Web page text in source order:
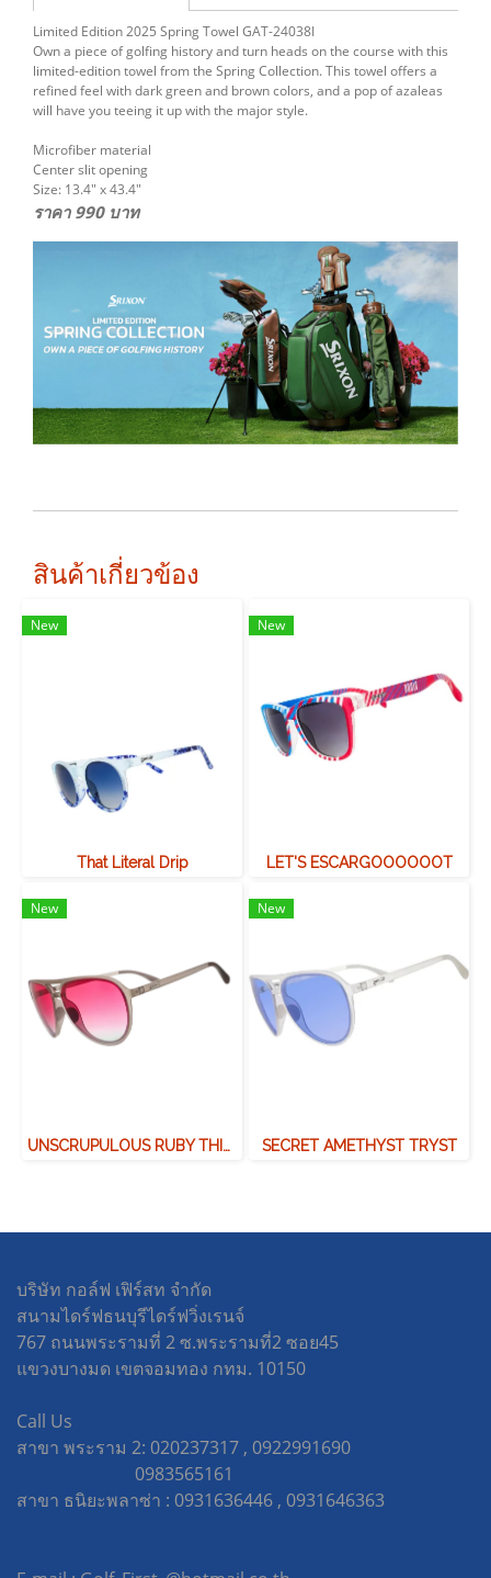
Limited Edition 2025 Spring Towel GAT-24038I
Own a piece of golfing history and turn heads on the course with this
limited-edition towel from the Spring Collection. This towel offers a
refined feel with dark green and brown colors, and a pop of azaleas
will have you teeing it up with the major style.
Microfiber material
Center slit opening
Size: 13.4″ x 43.4″
ราคา 990 บาท
สินค้าเกี่ยวข้อง
New
That Literal Drip
New
LET'S ESCARGOOOOOOT
New
UNSCRUPULOUS RUBY THIEF
New
SECRET AMETHYST TRYST
บริษัท กอล์ฟ เฟิร์สท จำกัด
สนามไดร์ฟธนบุรีไดร์ฟวิ่งเรนจ์
767 ถนนพระรามที่ 2 ซ.พระรามที่2 ซอย45
แขวงบางมด เขตจอมทอง กทม. 10150
Call Us
สาขา พระราม 2: 020237317 , 0922991690
0983565161
สาขา ธนิยะพลาซ่า : 0931636446 , 0931646363